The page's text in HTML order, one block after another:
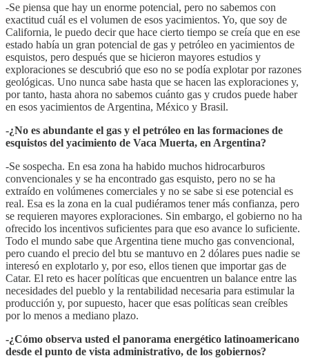
-Se piensa que hay un enorme potencial, pero no sabemos con
exactitud cuál es el volumen de esos yacimientos. Yo, que soy de
California, le puedo decir que hace cierto tiempo se creía que en ese
estado había un gran potencial de gas y petróleo en yacimientos de
esquistos, pero después que se hicieron mayores estudios y
exploraciones se descubrió que eso no se podía explotar por razones
geológicas. Uno nunca sabe hasta que se hacen las exploraciones y,
por tanto, hasta ahora no sabemos cuánto gas y crudos puede haber
en esos yacimientos de Argentina, México y Brasil.
-¿No es abundante el gas y el petróleo en las formaciones de
esquistos del yacimiento de Vaca Muerta, en Argentina?
-Se sospecha. En esa zona ha habido muchos hidrocarburos
convencionales y se ha encontrado gas esquisto, pero no se ha
extraído en volúmenes comerciales y no se sabe si ese potencial es
real. Esa es la zona en la cual pudiéramos tener más confianza, pero
se requieren mayores exploraciones. Sin embargo, el gobierno no ha
ofrecido los incentivos suficientes para que eso avance lo suficiente.
Todo el mundo sabe que Argentina tiene mucho gas convencional,
pero cuando el precio del btu se mantuvo en 2 dólares pues nadie se
interesó en explotarlo y, por eso, ellos tienen que importar gas de
Catar. El reto es hacer políticas que encuentren un balance entre las
necesidades del pueblo y la rentabilidad necesaria para estimular la
producción y, por supuesto, hacer que esas políticas sean creíbles
por lo menos a mediano plazo.
-¿Cómo observa usted el panorama energético latinoamericano
desde el punto de vista administrativo, de los gobiernos?